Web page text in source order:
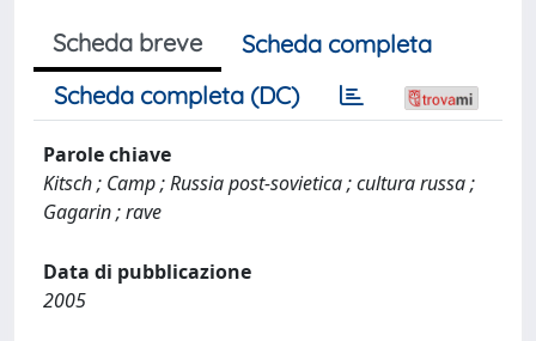
Scheda breve
Scheda completa
Scheda completa (DC)
Parole chiave
Kitsch ; Camp ; Russia post-sovietica ; cultura russa ;
Gagarin ; rave
Data di pubblicazione
2005